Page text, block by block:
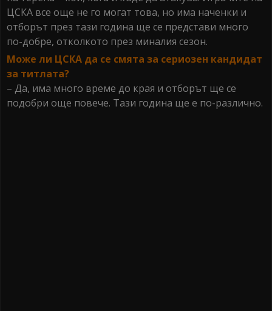
ЦСКА все още не го могат това, но има наченки и
отборът през тази година ще се представи много
по-добре, отколкото през миналия сезон.
Може ли ЦСКА да се смята за сериозен кандидат
за титлата?
– Да, има много време до края и отборът ще се
подобри още повече. Тази година ще е по-различно.